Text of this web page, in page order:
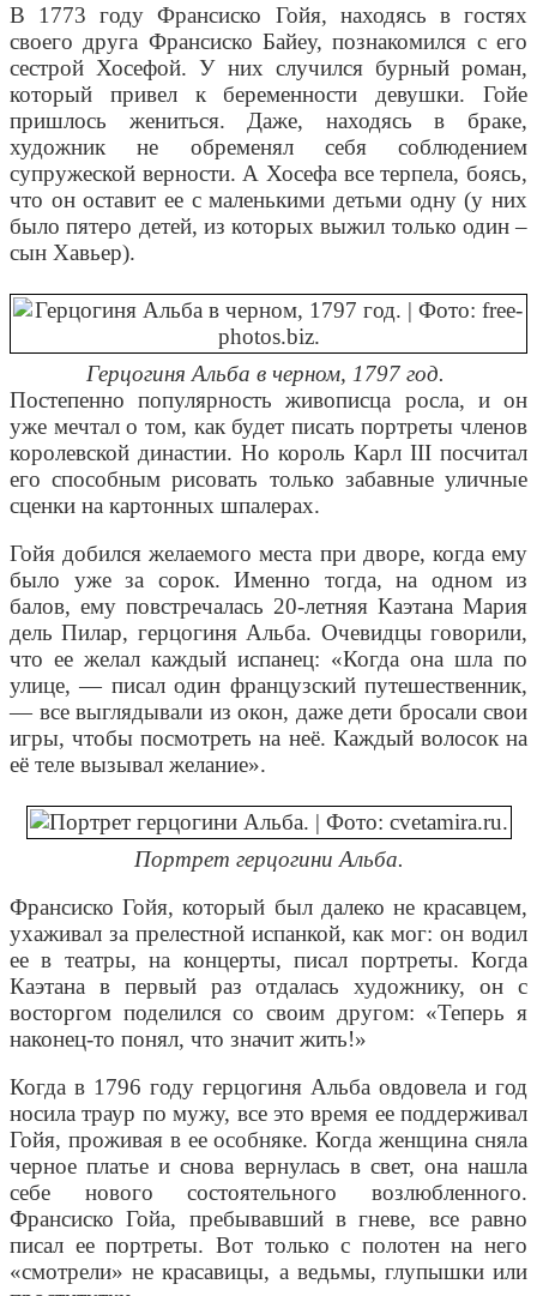
В 1773 году Франсиско Гойя, находясь в гостях
своего друга Франсиско Байеу, познакомился с его
сестрой Хосефой. У них случился бурный роман,
который привел к беременности девушки. Гойе
пришлось жениться. Даже, находясь в браке,
художник не обременял себя соблюдением
супружеской верности. А Хосефа все терпела, боясь,
что он оставит ее с маленькими детьми одну (у них
было пятеро детей, из которых выжил только один –
сын Хавьер).
Герцогиня Альба в черном, 1797 год.
Постепенно популярность живописца росла, и он
уже мечтал о том, как будет писать портреты членов
королевской династии. Но король Карл III посчитал
его способным рисовать только забавные уличные
сценки на картонных шпалерах.
Гойя добился желаемого места при дворе, когда ему
было уже за сорок. Именно тогда, на одном из
балов, ему повстречалась 20-летняя Каэтана Мария
дель Пилар, герцогиня Альба. Очевидцы говорили,
что ее желал каждый испанец: «Когда она шла по
улице, — писал один французский путешественник,
— все выглядывали из окон, даже дети бросали свои
игры, чтобы посмотреть на неё. Каждый волосок на
её теле вызывал желание».
Портрет герцогини Альба.
Франсиско Гойя, который был далеко не красавцем,
ухаживал за прелестной испанкой, как мог: он водил
ее в театры, на концерты, писал портреты. Когда
Каэтана в первый раз отдалась художнику, он с
восторгом поделился со своим другом: «Теперь я
наконец-то понял, что значит жить!»
Когда в 1796 году герцогиня Альба овдовела и год
носила траур по мужу, все это время ее поддерживал
Гойя, проживая в ее особняке. Когда женщина сняла
черное платье и снова вернулась в свет, она нашла
себе нового состоятельного возлюбленного.
Франсиско Гойа, пребывавший в гневе, все равно
писал ее портреты. Вот только с полотен на него
«смотрели» не красавицы, а ведьмы, глупышки или